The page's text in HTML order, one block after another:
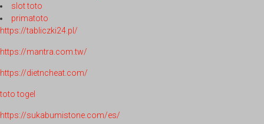
slot toto
primatoto
https://tabliczki24.pl/
https://mantra.com.tw/
https://dietncheat.com/
toto togel
https://sukabumistone.com/es/